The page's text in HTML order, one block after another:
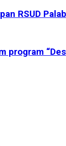
RSUD
program